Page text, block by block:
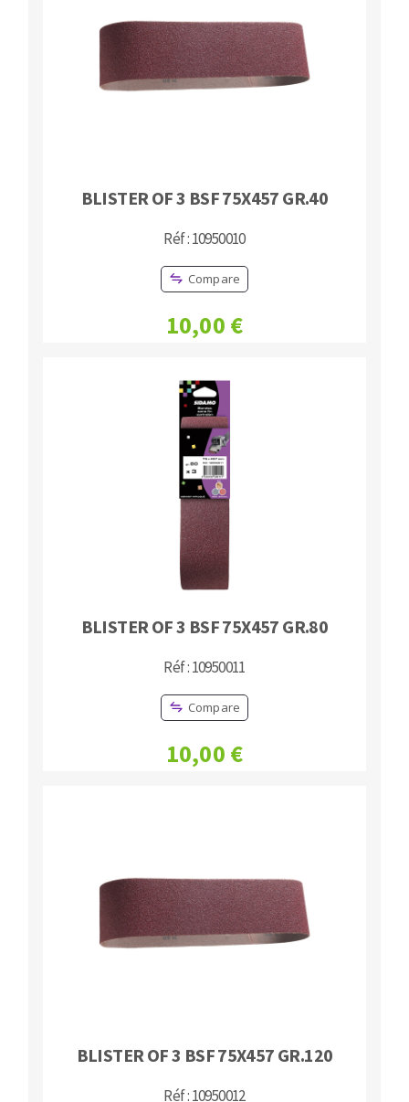
BLISTER OF 3 BSF 75X457 GR.40
Réf : 10950010
Compare
10,00 €
BLISTER OF 3 BSF 75X457 GR.80
Réf : 10950011
Compare
10,00 €
BLISTER OF 3 BSF 75X457 GR.120
Réf : 10950012